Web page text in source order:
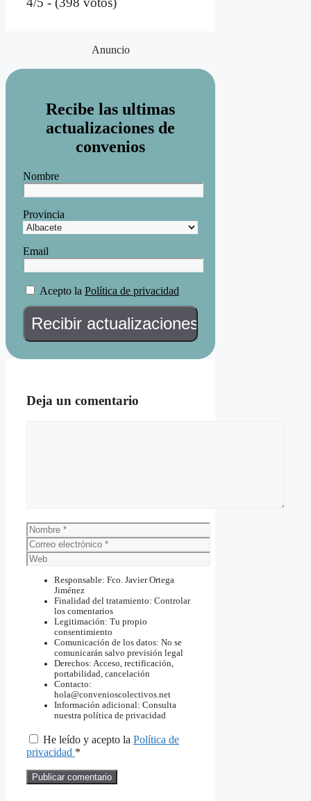
Anuncio
Recibe las ultimas
actualizaciones de
convenios
Nombre
Provincia
Email
Acepto la Política de privacidad
Deja un comentario
Nombre
Correo
electrónico
Web
Responsable: Fco. Javier Ortega
Jiménez
Finalidad del tratamiento: Controlar
los comentarios
Legitimación: Tu propio
consentimiento
Comunicación de los datos: No se
comunicarán salvo previsión legal
Derechos: Acceso, rectificación,
portabilidad, cancelación
Contacto:
hola@convenioscolectivos.net
Información adicional: Consulta
nuestra política de privacidad
He leído y acepto la Política de
privacidad *